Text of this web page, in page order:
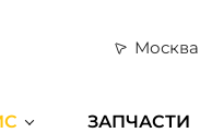
Москва
ЗАПЧАСТИ